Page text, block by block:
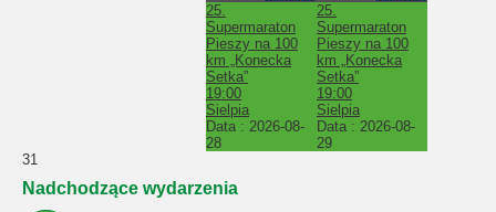
25.
Supermaraton
Pieszy na 100
km „Konecka
Setka”
19:00
Sielpia
Data : 2026-08-
28
25.
Supermaraton
Pieszy na 100
km „Konecka
Setka”
19:00
Sielpia
Data : 2026-08-
29
31
Nadchodzące wydarzenia